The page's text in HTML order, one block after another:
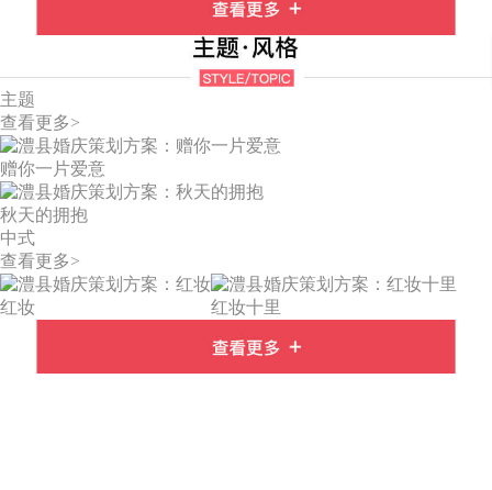
主题
查看更多>
赠你一片爱意
秋天的拥抱
中式
查看更多>
红妆 红妆十里